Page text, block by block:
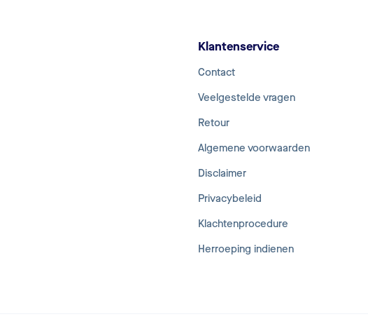
Klantenservice
Contact
Veelgestelde vragen
Retour
Algemene voorwaarden
Disclaimer
Privacybeleid
Klachtenprocedure
Herroeping indienen